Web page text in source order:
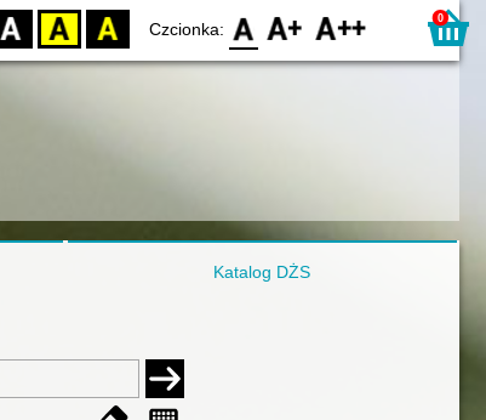
BW YB BY Czcionka: F0 F1 F2 0
Katalog DŻS